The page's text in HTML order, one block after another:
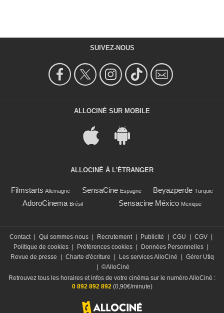
SUIVEZ-NOUS
ALLOCINÉ SUR MOBILE
ALLOCINÉ À L'ÉTRANGER
Filmstarts Allemagne SensaCine Espagne Beyazperde Turquie
AdoroCinema Brésil Sensacine México Mexique
Contact | Qui sommes-nous | Recrutement | Publicité | CGU | CGV |
Politique de cookies | Préférences cookies | Données Personnelles |
Revue de presse
| Charte d'écriture | Les services AlloCiné | Gérer Utiq
| ©AlloCiné
Retrouvez tous les horaires et infos de votre cinéma sur le numéro AlloCiné :
0 892 892 892 (0,90€/minute)